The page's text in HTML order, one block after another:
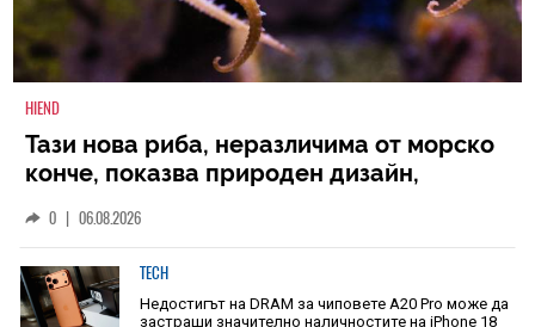
HIEND
Тази нова риба, неразличима от морско
конче, показва природен дизайн,
0 | 06.08.2026
TECH
Недостигът на DRAM за чиповете A20 Pro може да
застраши значително наличностите на iPhone 18